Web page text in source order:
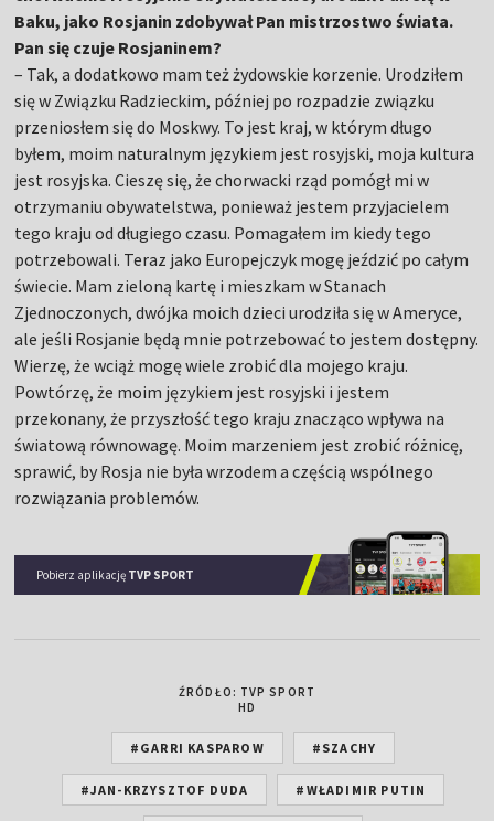
Baku, jako Rosjanin zdobywał Pan mistrzostwo świata.
Pan się czuje Rosjaninem?
– Tak, a dodatkowo mam też żydowskie korzenie. Urodziłem
się w Związku Radzieckim, później po rozpadzie związku
przeniosłem się do Moskwy. To jest kraj, w którym długo
byłem, moim naturalnym językiem jest rosyjski, moja kultura
jest rosyjska. Cieszę się, że chorwacki rząd pomógł mi w
otrzymaniu obywatelstwa, ponieważ jestem przyjacielem
tego kraju od długiego czasu. Pomagałem im kiedy tego
potrzebowali. Teraz jako Europejczyk mogę jeździć po całym
świecie. Mam zieloną kartę i mieszkam w Stanach
Zjednoczonych, dwójka moich dzieci urodziła się w Ameryce,
ale jeśli Rosjanie będą mnie potrzebować to jestem dostępny.
Wierzę, że wciąż mogę wiele zrobić dla mojego kraju.
Powtórzę, że moim językiem jest rosyjski i jestem
przekonany, że przyszłość tego kraju znacząco wpływa na
światową równowagę. Moim marzeniem jest zrobić różnicę,
sprawić, by Rosja nie była wrzodem a częścią wspólnego
rozwiązania problemów.
Pobierz aplikację TVP SPORT
ŹRÓDŁO: TVP SPORT
HD
#GARRI KASPAROW #SZACHY
#JAN-KRZYSZTOF DUDA #WŁADIMIR PUTIN